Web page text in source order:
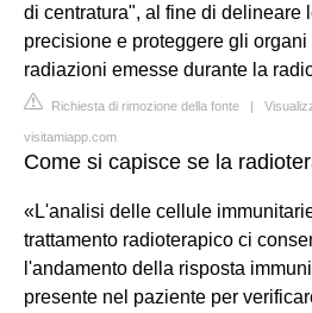
di centratura", al fine di delineare
precisione e proteggere gli
radiazioni emesse durante la
Richiesta di rimozione della fonte |
visitamiapp.com
Come si capisce se la
«L'analisi delle cellule
trattamento radioterapico ci
l'andamento della risposta
presente nel paziente per